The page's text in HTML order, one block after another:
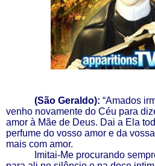
(São Geraldo): “Amados
venho novamente do Céu para
amor à Mãe de Deus. Dai a Ela
perfume do vosso amor e da
mais com amor.
Imitai-Me procurando